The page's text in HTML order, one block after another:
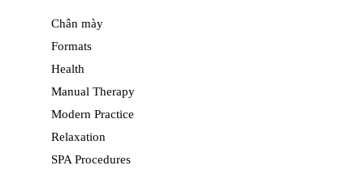
Chân mày
Formats
Health
Manual Therapy
Modern Practice
Relaxation
SPA Procedures